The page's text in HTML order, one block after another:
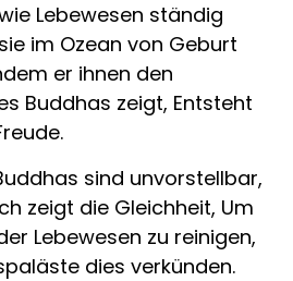
Lebewesen ständig
im Ozean von Geburt
er ihnen den
Buddhas zeigt, Entsteht
sind unvorstellbar,
zeigt die Gleichheit, Um
Lebewesen zu reinigen,
dies verkünden.